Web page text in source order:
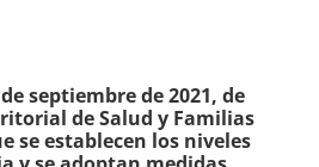
septiembre de 2021, de
de Salud y Familias
se establecen los niveles